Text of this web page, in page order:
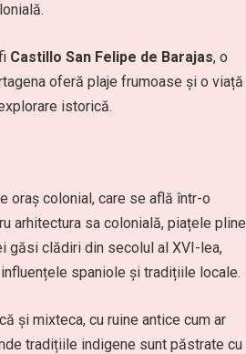
Castillo San Felipe de Barajas, o
oferă plaje frumoase și o viață
istorică.
oraș colonial, care se află într-o
arhitectura sa colonială, piațele pline
găsi clădiri din secolul al XVI-lea,
spaniole și tradițiile locale.
și mixteca, cu ruine antice cum ar
tradițiile indigene sunt păstrate cu